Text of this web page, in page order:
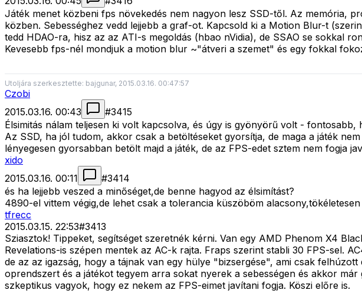
Játék menet közbeni fps növekedés nem nagyon lesz SSD-től. Az memória,
közben. Sebességhez vedd lejjebb a graf-ot. Kapcsold ki a Motion Blur-t
tedd HDAO-ra, hisz az az ATI-s megoldás (hbao nVidia), de SSAO se sokkal
Kevesebb fps-nél mondjuk a motion blur ~"átveri a szemet" és egy fokkal
Utoljára szerkesztette: bajgunar, 2015.03.16. 00:47:57
Czobi
2015.03.16. 00:43
#3415
Élsimitás nálam teljesen ki volt kapcsolva, és úgy is gyönyörű volt -
Az SSD, ha jól tudom, akkor csak a betöltéseket gyorsítja, de maga a játék
lényegesen gyorsabban betölt majd a játék, de az FPS-edet sztem nem fogja
xido
2015.03.16. 00:11
#3414
és ha lejjebb veszed a minőséget,de benne hagyod az élsimítást?
4890-el vittem végig,de lehet csak a tolerancia küszöböm
tfrecc
2015.03.15. 22:53#3413
Sziasztok! Tippeket, segítséget szeretnék kérni. Van egy AMD Phenom X4
Revelations-is szépen mentek az AC-k rajta. Fraps szerint stabli 30 FPS-sel.
de az az igazság, hogy a tájnak van egy hülye "bizsergése", ami csak
oprendszert és a játékot tegyem arra sokat nyerek a sebességen és akkor
szkeptikus vagyok, hogy ez nekem az FPS-eimet javítani fogja. Köszi előre is.